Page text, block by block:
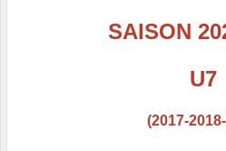
SAISON
U7
(2017-